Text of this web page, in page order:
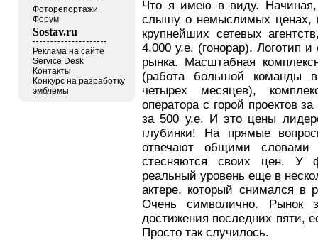
Фоторепортажи
Форум
Sostav.ru
Реклама на сайте
Service Desk
Контакты
Конкурс на разработку
эмблемы
Что я имею в виду. Начиная,
слышу о немыслимых ценах,
крупнейших сетевых
4,000 у.е. (гонорар). Логотип
рынка. Масштабная
(работа большой команды
четырех месяцев),
оператора с горой проектов
за 500 у.е. И это цены
глубинки! На прямые
отвечают общими
стесняются своих цен. У
реальный уровень еще в
актере, который снимался
Очень символично. Рынок
достижения последних пяти,
Просто так случилось.